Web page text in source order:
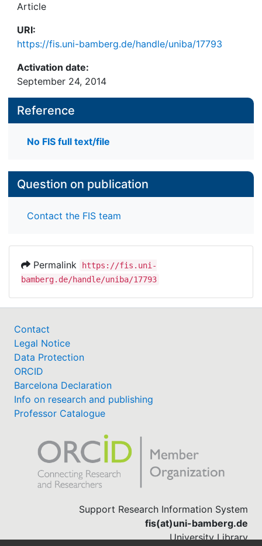
Article
URI:
https://fis.uni-bamberg.de/handle/uniba/17793
Activation date:
September 24, 2014
Reference
No FIS full text/file
Question on publication
Contact the FIS team
Permalink
https://fis.uni-
bamberg.de/handle/uniba/17793
Contact
Legal Notice
Data Protection
ORCID
Barcelona Declaration
Info on research and publishing
Professor Catalogue
Support Research Information System
fis(at)uni-bamberg.de
University Library